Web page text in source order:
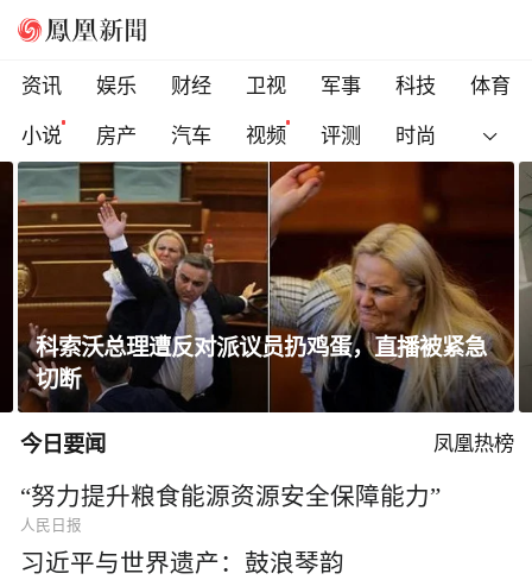
资讯 娱乐 财经 卫视 军事 科技
体育
小说
房产 汽车 视频 评测 时尚
科索沃总理遭反对派议员扔鸡蛋，直播被紧急
切断
今日要闻 凤凰热榜
“努力提升粮食能源资源安全保障能力”
人民日报
习近平与世界遗产：鼓浪琴韵